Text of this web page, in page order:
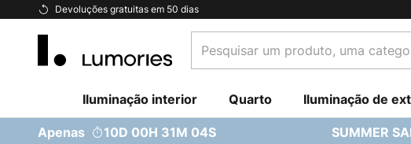
Devoluções gratuitas em 50 dias
Ir
Conteúdo
um
uma
categoria...
Iluminação interior Quarto Iluminação de
Apenas 10D 00H 31M 02S SUMMER